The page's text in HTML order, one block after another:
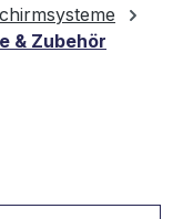
& Zubehör